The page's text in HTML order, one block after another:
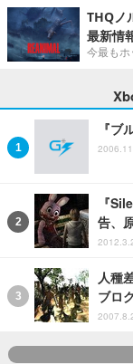
THQノ
最新情
今最も
『ブ
『
告、
人種
ブロ